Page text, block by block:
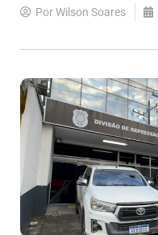
PorWilson Soares